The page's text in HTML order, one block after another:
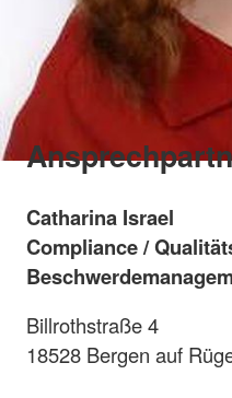
Catharina Israel
Compliance /
Billrothstraße 4
18528 Bergen auf